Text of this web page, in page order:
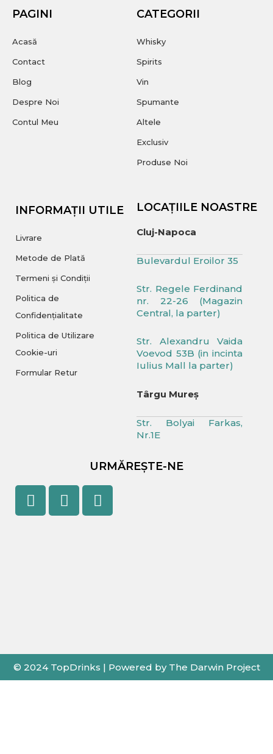
PAGINI
Acasă
Contact
Blog
Despre Noi
Contul Meu
CATEGORII
Whisky
Spirits
Vin
Spumante
Altele
Exclusiv
Produse Noi
INFORMAȚII UTILE
Livrare
Metode de Plată
Termeni și Condiții
Politica de
Confidențialitate
Politica de Utilizare
Cookie-uri
Formular Retur
LOCAȚIILE NOASTRE
Cluj-Napoca
Bulevardul Eroilor 35
Str. Regele Ferdinand
nr. 22-26 (Magazin
Central, la parter)
Str. Alexandru Vaida
Voevod 53B (in incinta
Iulius Mall la parter)
Târgu Mureș
Str. Bolyai Farkas,
Nr.1E
URMĂREȘTE-NE
Facebook
YoutubeInstagram
© 2024 TopDrinks | Powered by The Darwin Project